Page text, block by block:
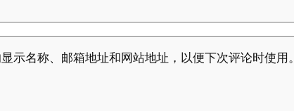
示名称、邮箱地址和网站地址，以便下次评论时使用。